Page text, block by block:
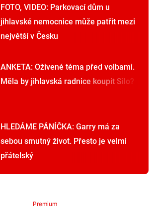
FOTO, VIDEO: Parkovací dům u
jihlavské nemocnice může patřit mezi
největší v Česku
ANKETA: Oživené téma před volbami.
Měla by jihlavská radnice koupit Silo?
HLEDÁME PÁNÍČKA: Garry má za
sebou smutný život. Přesto je velmi
přátelský
Premium